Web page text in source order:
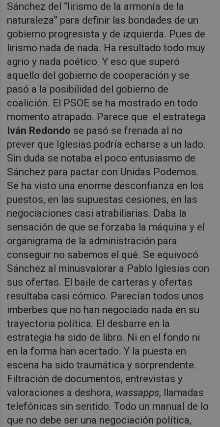
Sánchez del “lirismo de la armonía de la
naturaleza” para definir las bondades de un
gobierno progresista y de izquierda. Pues de
lirismo nada de nada. Ha resultado todo muy
agrio y nada poético. Y eso que superó
aquello del gobierno de cooperación y se
pasó a la posibilidad del gobierno de
coalición. El PSOE se ha mostrado en todo
momento atrapado. Parece que el estratega
Iván Redondo se pasó se frenada al no
prever que Iglesias podría echarse a un lado.
Sin duda se notaba el poco entusiasmo de
Sánchez para pactar con Unidas Podemos.
Se ha visto una enorme desconfianza en los
puestos, en las supuestas cesiones, en las
negociaciones casi atrabiliarias. Daba la
sensación de que se forzaba la máquina y el
organigrama de la administración para
conseguir no sabemos el qué. Se equivocó
Sánchez al minusvalorar a Pablo Iglesias con
sus ofertas. El baile de carteras y ofertas
resultaba casi cómico. Parecían todos unos
imberbes que no han negociado nada en su
trayectoria política. El desbarre en la
estrategia ha sido de libro. Ni en el fondo ni
en la forma han acertado. Y la puesta en
escena ha sido traumática y sorprendente.
Filtración de documentos, entrevistas y
valoraciones a deshora, wassapps, llamadas
telefónicas sin sentido. Todo un manual de lo
que no debe ser una negociación política,